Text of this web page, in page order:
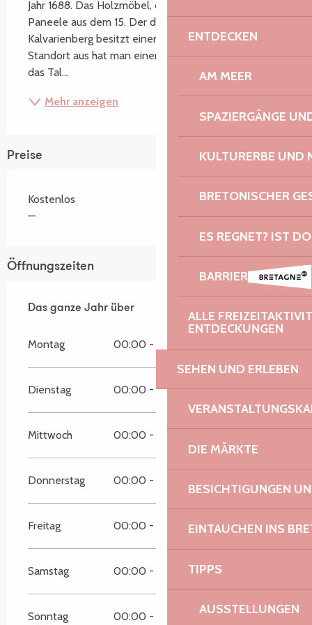
ENTDECKEN
AM MEER
SPAZIERGÄNGE
KULTURERBE UND
BRETONISCHER
ES REGNET? IST
ALLE
ENTDECKUNGEN
SEHEN UND ERLEBEN
DIE MÄRKTE
BESICHTIGUNGEN
EINTAUCHEN INS
TIPPS
AUSSTELLUNGEN
Jahr 1688. Das Holzmöbel, das als Altar dient, trägt
Paneele aus dem 15. Der davor stehende
Kalvarienberg besitzt einen Opfertisch. Von seinem
Standort aus hat man einen herrlichen Ausblick auf
das Tal...
Mehr anzeigen
Preise
Kostenlos
—
Öffnungszeiten
Das ganze Jahr über
Das ganze Jahr über
Montag 00:00 - 00:00
Dienstag 00:00 - 00:00
Mittwoch 00:00 - 00:00
Donnerstag 00:00 - 00:00
Freitag 00:00 - 00:00
Samstag 00:00 - 00:00
Sonntag 00:00 - 00:00